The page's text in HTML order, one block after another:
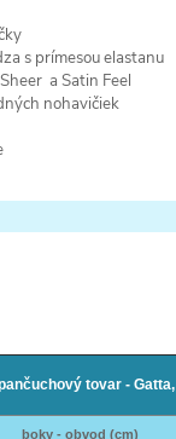
s prímesou elastanu
a Satin Feel
nohavičiek
tovar - Gatta,
boky - obvod (cm)